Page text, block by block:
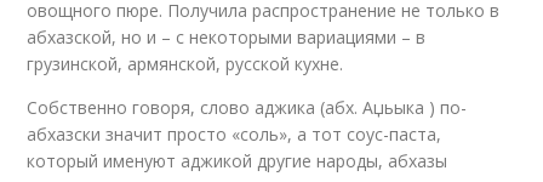
овощного пюре. Получила распространение не только в
абхазской, но и – с некоторыми вариациями – в
грузинской, армянской, русской кухне.
Собственно говоря, слово аджика (абх. Аџьыка ) по-
абхазски значит просто «соль», а тот соус-паста,
который именуют аджикой другие народы, абхазы